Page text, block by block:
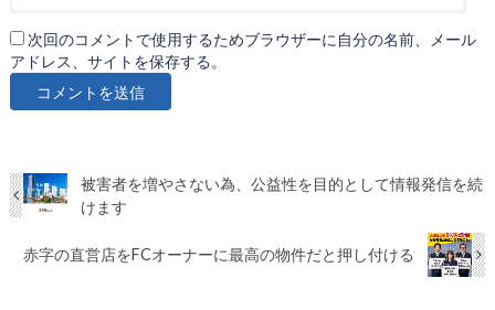
次回のコメントで使用するためブラウザーに自分の名前、メール
アドレス、サイトを保存する。
被害者を増やさない為、公益性を目的として情報発信を続
けます
赤字の直営店をFCオーナーに最高の物件だと押し付ける